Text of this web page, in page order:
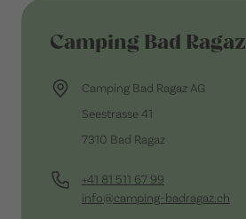
Camping Bad Ragaz
Camping Bad Ragaz AG
Seestrasse 41
7310 Bad Ragaz
+41 81 511 67 99
info@camping-badragaz.ch